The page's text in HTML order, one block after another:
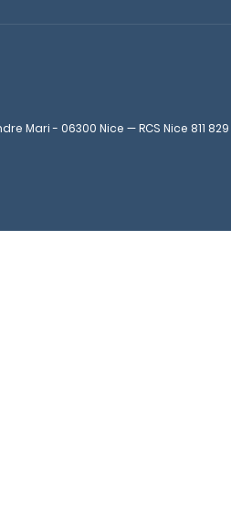
Mari - 06300 Nice — RCS Nice 811